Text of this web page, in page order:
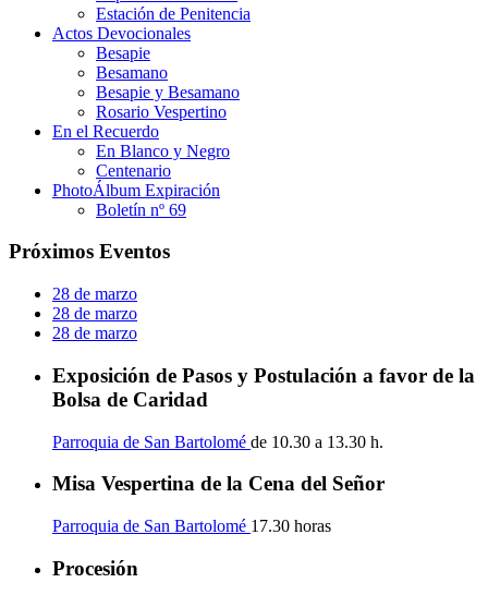
Estación de Penitencia
Actos Devocionales
Besapie
Besamano
Besapie y Besamano
Rosario Vespertino
En el Recuerdo
En Blanco y Negro
Centenario
PhotoÁlbum Expiración
Boletín nº 69
Próximos Eventos
28 de marzo
28 de marzo
28 de marzo
Exposición de Pasos y Postulación a favor de la
Bolsa de Caridad
Parroquia de San Bartolomé de 10.30 a 13.30 h.
Misa Vespertina de la Cena del Señor
Parroquia de San Bartolomé 17.30 horas
Procesión